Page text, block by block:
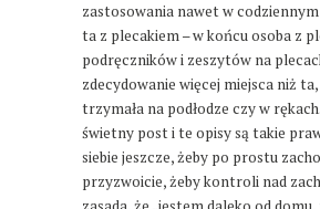
zastosowania nawet w
ta z plecakiem – w końcu osoba z
podręczników i zeszytów na
zdecydowanie więcej miejsca niż
trzymała na podłodze czy w
świetny post i te opisy są takie
siebie jeszcze, żeby po prostu
przyzwoicie, żeby kontroli nad